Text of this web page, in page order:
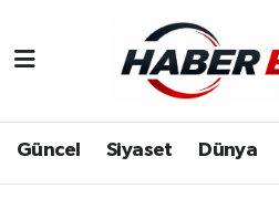
Güncel Siyaset Dünya